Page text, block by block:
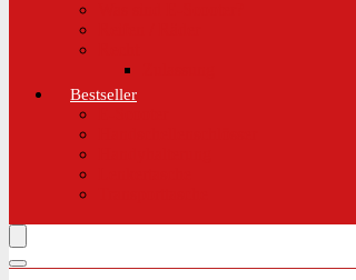
Bestseller